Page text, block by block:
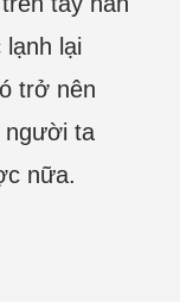
lại
trở nên
người ta
nữa.